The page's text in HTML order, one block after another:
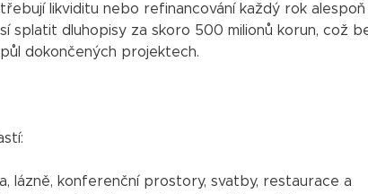
likviditu nebo refinancování každý rok alespoň
splatit dluhopisy za skoro 500 milionů korun, což
dokončených projektech.
lázně, konferenční prostory, svatby, restaurace a